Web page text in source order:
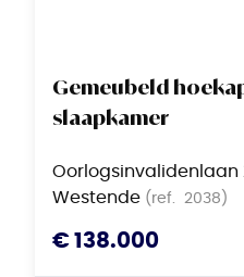
Gemeubeld
slaapkamer
Oorlogsinvalidenlaan
Westende (ref. 2038)
€ 138.000